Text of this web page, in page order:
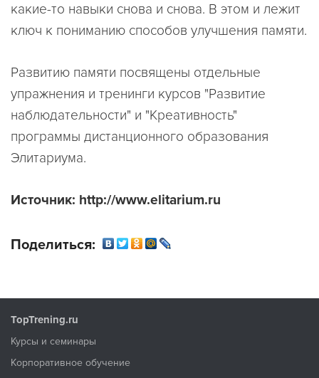
какие-то навыки снова и снова. В этом и лежит
ключ к пониманию способов улучшения памяти.
Развитию памяти посвящены отдельные
упражнения и тренинги курсов "Развитие
наблюдательности" и "Креативность"
программы дистанционного образования
Элитариума.
Источник: http://www.elitarium.ru
Поделиться:
TopTrening.ru
Курсы и семинары
Корпоративное обучение